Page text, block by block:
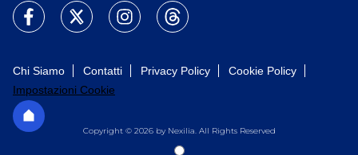
Chi Siamo Contatti Privacy Policy
Cookie Policy
Impostazioni Cookie
Copyright © 2026 by Nexilia. All Rights Reserved